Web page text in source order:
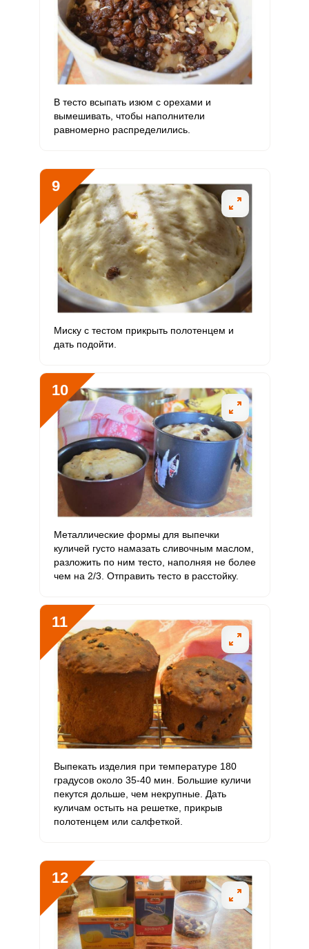
В тесто всыпать изюм с орехами и
вымешивать, чтобы наполнители
равномерно распределились.
9
Миску с тестом прикрыть полотенцем и
дать подойти.
10
Металлические формы для выпечки
куличей густо намазать сливочным маслом,
разложить по ним тесто, наполняя не более
чем на 2/3. Отправить тесто в расстойку.
11
Выпекать изделия при температуре 180
градусов около 35-40 мин. Большие куличи
пекутся дольше, чем некрупные. Дать
куличам остыть на решетке, прикрыв
полотенцем или салфеткой.
12
ВХОД НА САЙТ РЕГИСТРАЦИЯ
или
1 ИЗ 17
Сообщить об ошибке